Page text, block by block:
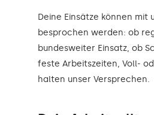
Deine Einsätze können mit
besprochen werden: ob
bundesweiter Einsatz, ob
feste Arbeitszeiten, Voll-
halten unser Versprechen.